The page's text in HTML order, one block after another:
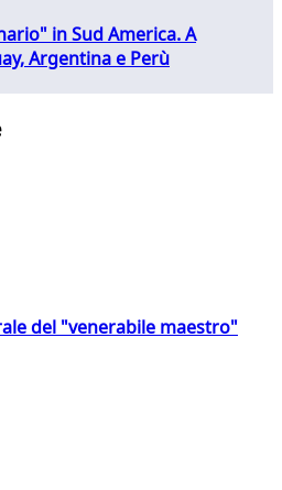
in Sud America. A
Argentina e Perù
del "venerabile maestro"